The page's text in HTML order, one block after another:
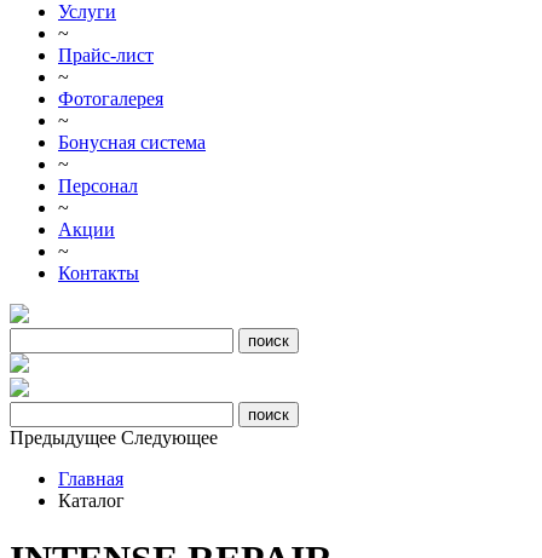
Услуги
~
Прайс-лист
~
Фотогалерея
~
Бонусная система
~
Персонал
~
Акции
~
Контакты
Предыдущее Следующее
Главная
Каталог